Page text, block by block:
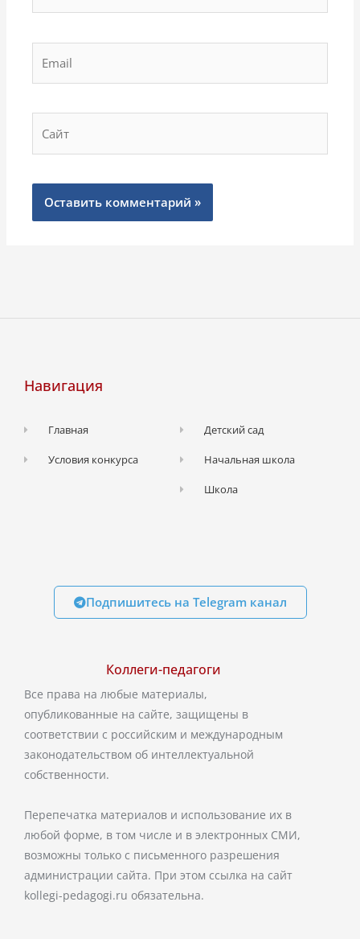
Навигация
Главная
Условия конкурса
Детский сад
Начальная школа
Школа
Подпишитесь на Telegram канал
Коллеги-педагоги
Все права на любые материалы,
опубликованные на сайте, защищены в
соответствии с российским и международным
законодательством об интеллектуальной
собственности.
Перепечатка материалов и использование их в
любой форме, в том числе и в электронных СМИ,
возможны только с письменного разрешения
администрации сайта. При этом ссылка на сайт
kollegi-pedagogi.ru обязательна.